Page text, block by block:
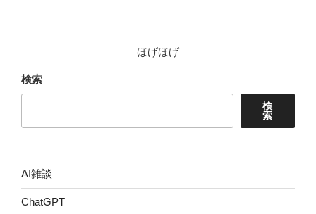
ほげほげ
検索
検
索
AI雑談
ChatGPT